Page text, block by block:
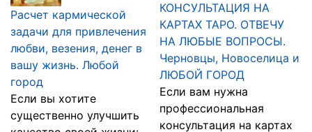
Расчет кармической
задачи для привлечения
любви, везения, денег в
вашу жизнь. Любой
город
Если вы хотите
существенно улучшить
КОНСУЛЬТАЦИЯ НА
КАРТАХ ТАРО. ОТВЕЧУ
НА ЛЮБЫЕ ВОПРОСЫ.
Черновцы, Новоселица и
ЛЮБОЙ ГОРОД
Если вам нужна
профессиональная
консультация на картах